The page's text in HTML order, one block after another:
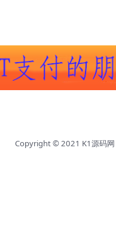
Copyright © 2021 K1源码网